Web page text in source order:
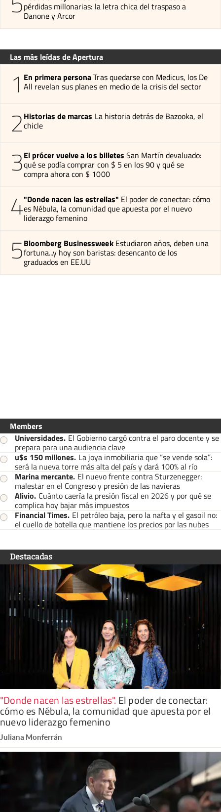
pérdidas millonarias: la letra chica del traspaso a
Danone y Arcor
Las más leídas de Apertura
1 En primera personaTras quedarse con Medicus, los De
All revelan sus planes en medio de la crisis del sector
2Historias de marcas La historia detrás de Bazooka, el
chicle
3El prócer vuelve a los billetes San Martín devaluado:
qué se podía comprar con $ 5 en los 90 y qué se
compra ahora con $ 1000
4"Donde nacen las estrellas" El poder de conectar: cómo
es Nébula, la comunidad que apuesta por el nuevo
liderazgo femenino
5Bloomberg Businessweek Estudiaron años, deben una
fortuna...y hoy son baristas: desencanto de los
graduados en EE.UU
Members
Universidades. El Gobierno cargó contra el paro docente y se
prepara para una audiencia clave
u$s 150 millones. La joya inmobiliaria que “se vende sola”:
será la nueva torre más alta del país y dará 100% al río
Marina mercante. El nuevo frente contra Sturzenegger:
malestar en el Congreso y presión de las navieras
Alivio. Cuánto caería la presión fiscal en 2026 y por qué se
complica hoy bajar más impuestos
Financial Times. El petróleo baja, pero la nafta y el gasoil no:
el cuello de botella que mantiene los precios por las nubes
Destacadas
"Donde nacen las estrellas". El poder de conectar:
cómo es Nébula, la comunidad que apuesta por el
nuevo liderazgo femenino
Juliana Monferrán